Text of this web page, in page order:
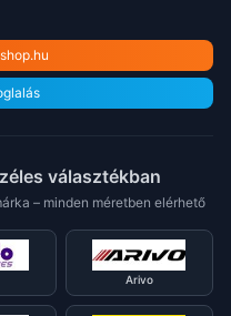
választékban
– minden méretben elérhető
Arivo